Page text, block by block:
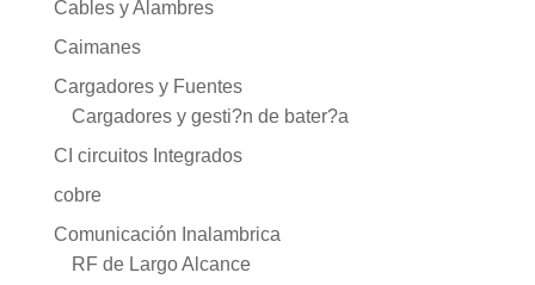
Cables y Alambres
Caimanes
Cargadores y Fuentes
Cargadores y gesti?n de bater?a
CI circuitos Integrados
cobre
Comunicación Inalambrica
RF de Largo Alcance